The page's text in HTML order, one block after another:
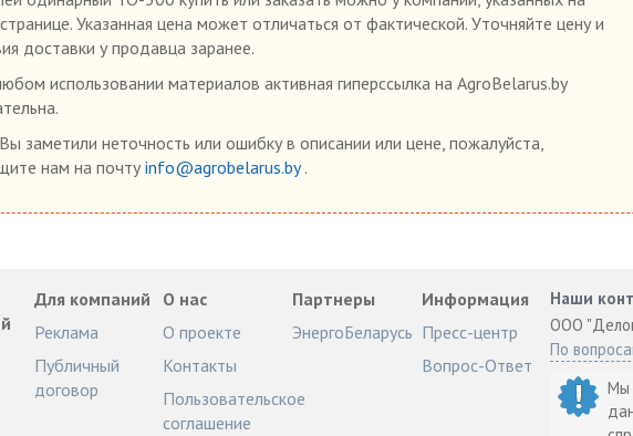
Указанная цена может отличаться от фактической. Уточняйте цену и
доставки у продавца заранее.
использовании материалов активная гиперссылка на AgroBelarus.by
заметили неточность или ошибку в описании или цене, пожалуйста,
нам на почтуinfo@agrobelarus.by.
Для компаний
Реклама
Публичный
договор
О нас
О проекте
Контакты
Пользовательское
соглашение
Партнеры
ЭнергоБеларусь
Информация
Пресс-центр
Вопрос-Ответ
Наши
ООО
По
Мы